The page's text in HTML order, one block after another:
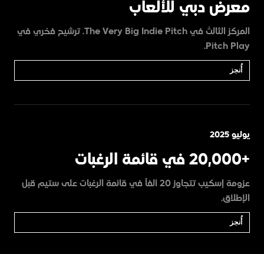
معرض دبي للألعاب
المركز الثالث في The Very Big Indie Pitch. ترشيح فخري في
Pitch Play.
أُنجز
يوليو 2025
+20,000 في قائمة الرغبات
عزومة إسكيب تتجاوز 20 ألفاً في قائمة الرغبات على ستيم قبل
الإطلاق.
أُنجز